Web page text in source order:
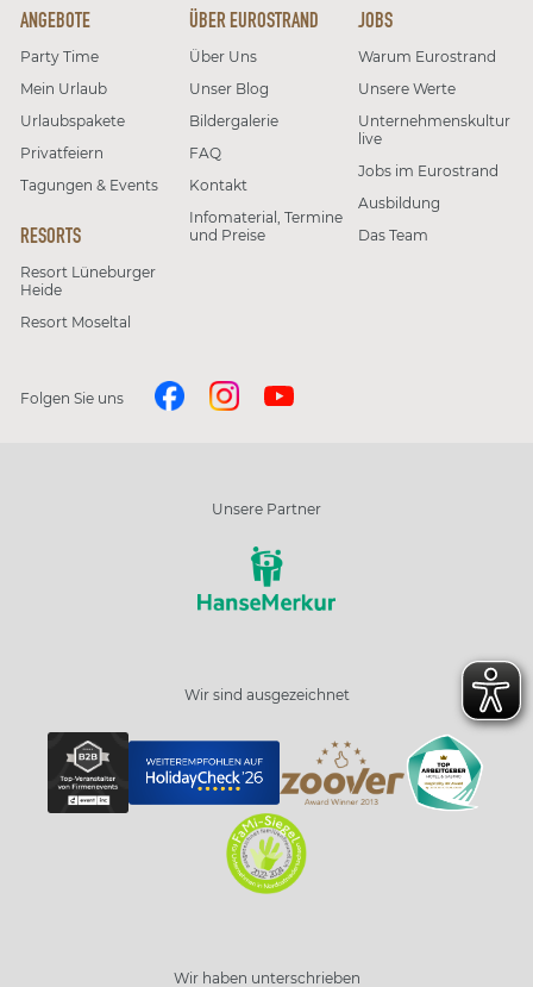
ANGEBOTE
Party Time
Mein Urlaub
Urlaubspakete
Privatfeiern
Tagungen & Events
RESORTS
Resort Lüneburger
Heide
Resort Moseltal
ÜBER EUROSTRAND
Über Uns
Unser Blog
Bildergalerie
FAQ
Kontakt
Infomaterial, Termine
und Preise
JOBS
Warum Eurostrand
Unsere Werte
Unternehmenskultur
live
Jobs im Eurostrand
Ausbildung
Das Team
Folgen Sie uns
Unsere Partner
Wir sind ausgezeichnet
Wir haben unterschrieben